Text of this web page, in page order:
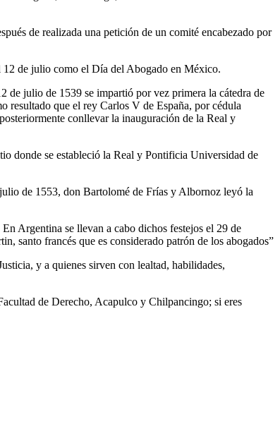
de realizada una petición de un comité encabezado por
de julio como el Día del Abogado en México.
de julio de 1539 se impartió por vez primera la cátedra de
resultado que el rey Carlos V de España, por cédula
conllevar la inauguración de la Real y
donde se estableció la Real y Pontificia Universidad de
de 1553, don Bartolomé de Frías y Albornoz leyó la
Argentina se llevan a cabo dichos festejos el 29 de
santo francés que es considerado patrón de los abogados”
y a quienes sirven con lealtad, habilidades,
de Derecho, Acapulco y Chilpancingo; si eres